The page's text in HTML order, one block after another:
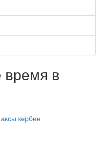
время в
кербен